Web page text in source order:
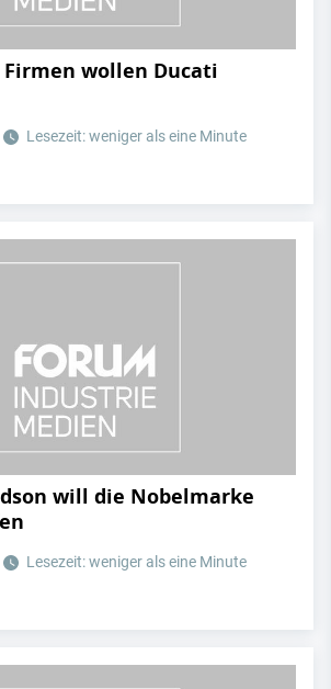
Firmen wollen Ducati
Lesezeit: weniger als eine Minute
will die Nobelmarke
Lesezeit: weniger als eine Minute